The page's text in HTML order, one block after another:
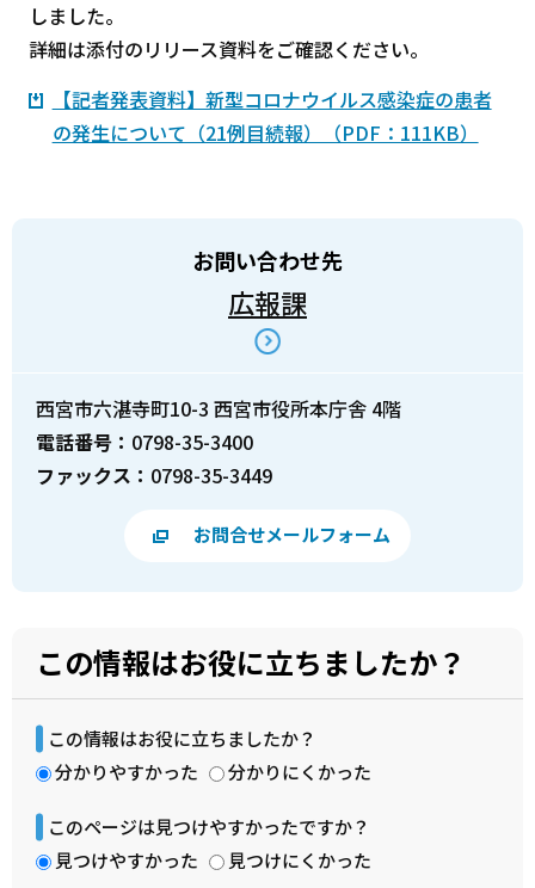
しました。
詳細は添付のリリース資料をご確認ください。
【記者発表資料】新型コロナウイルス感染症の患者
の発生について（21例目続報）（PDF：111KB）
お問い合わせ先
広報課
西宮市六湛寺町10-3 西宮市役所本庁舎 4階
電話番号： 0798-35-3400
ファックス： 0798-35-3449
お問合せメールフォーム
この情報はお役に立ちましたか？
この情報はお役に立ちましたか？
分かりやすかった
分かりにくかった
このページは見つけやすかったですか？
見つけやすかった
見つけにくかった